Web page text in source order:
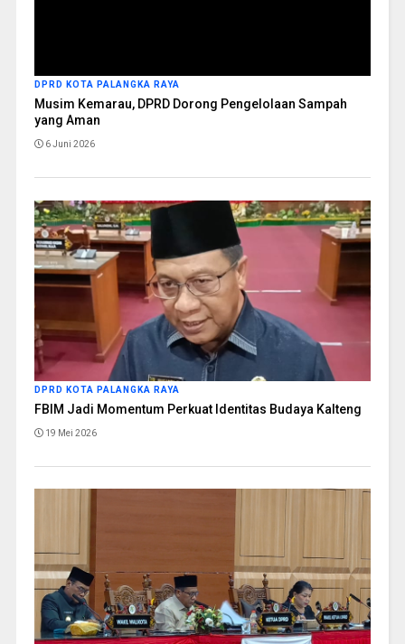
DPRD KOTA PALANGKA RAYA
Musim Kemarau, DPRD Dorong Pengelolaan Sampah
yang Aman
6 Juni 2026
DPRD KOTA PALANGKA RAYA
FBIM Jadi Momentum Perkuat Identitas Budaya Kalteng
19 Mei 2026